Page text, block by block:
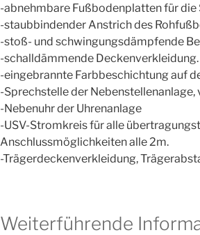
-abnehmbare Fußbodenplatten für die
-staubbindender Anstrich des
-stoß- und schwingungsdämpfende
-schalldämmende Deckenverkleidung.
-eingebrannte Farbbeschichtung auf
-Sprechstelle der
-Nebenuhr der Uhrenanlage
-USV-Stromkreis für alle
Anschlussmöglichkeiten alle 2m.
-Trägerdeckenverkleidung,
Weiterführende